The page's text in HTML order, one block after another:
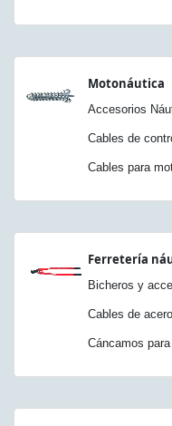
Motonáutica
Accesorios
Cables de
Cables para
Ferretería
Bicheros y
Cables de
Cáncamos